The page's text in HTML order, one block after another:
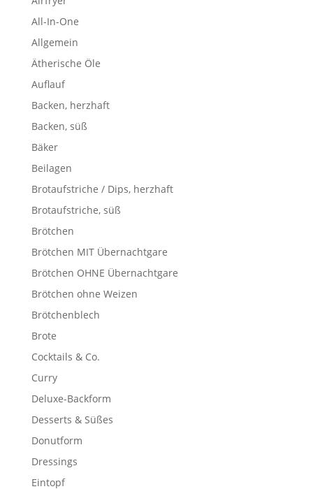
All-In-One
Allgemein
Ätherische Öle
Auflauf
Backen, herzhaft
Backen, süß
Bäker
Beilagen
Brotaufstriche / Dips, herzhaft
Brotaufstriche, süß
Brötchen
Brötchen MIT Übernachtgare
Brötchen OHNE Übernachtgare
Brötchen ohne Weizen
Brötchenblech
Brote
Cocktails & Co.
Curry
Deluxe-Backform
Desserts & Süßes
Donutform
Dressings
Eintopf